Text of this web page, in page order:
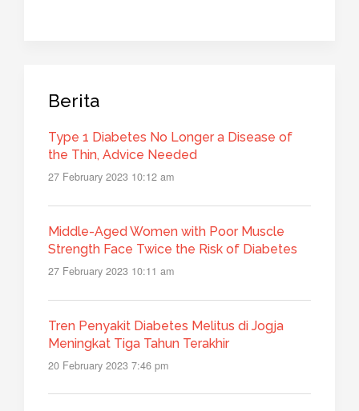
Berita
Type 1 Diabetes No Longer a Disease of
the Thin, Advice Needed
27 February 2023 10:12 am
Middle-Aged Women with Poor Muscle
Strength Face Twice the Risk of Diabetes
27 February 2023 10:11 am
Tren Penyakit Diabetes Melitus di Jogja
Meningkat Tiga Tahun Terakhir
20 February 2023 7:46 pm